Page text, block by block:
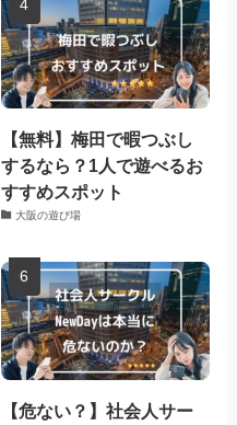
【無料】梅田で暇つぶし
するなら？1人で遊べるお
すすめスポット
大阪の遊び場
【危ない？】社会人サー